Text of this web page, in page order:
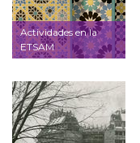
Actividades en la
ETSAM